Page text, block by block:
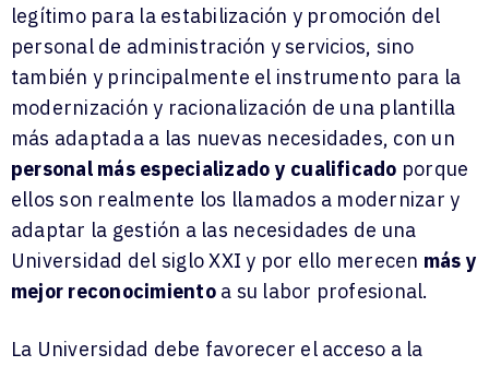
legítimo para la estabilización y promoción del
personal de administración y servicios, sino
también y principalmente el instrumento para la
modernización y racionalización de una plantilla
más adaptada a las nuevas necesidades, con un
personal más especializado y cualificado porque
ellos son realmente los llamados a modernizar y
adaptar la gestión a las necesidades de una
Universidad del siglo XXI y por ello merecen más y
mejor reconocimientoa su labor profesional.
La Universidad debe favorecer el acceso a la